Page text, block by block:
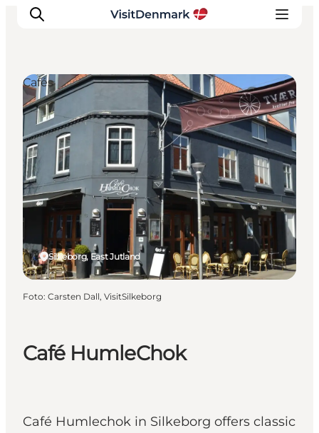
Inspiratie
Bestemmingen
Wat te doen
Accommodaties
Plan je reis
Café HumleChok
Café Humlechok in Silkeborg offers classic
Silkeborg, East Jutland
Cafés
Foto: Carsten Dall, VisitSilkeborg